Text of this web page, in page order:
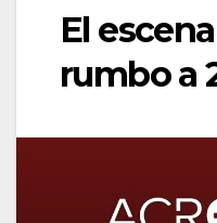
El
rumbo a